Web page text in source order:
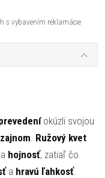
s vybavením reklamácie
okúzli svojou
. Ružový kvet
a hojnosť, zatiaľ čo
a hravú ľahkosť.